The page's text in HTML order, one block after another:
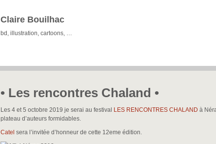
Claire Bouilhac
bd, illustration, cartoons, …
• Les rencontres Chaland •
Les 4 et 5 octobre 2019 je serai au festival LES RENCONTRES CHALAND à
plateau d’auteurs formidables.
Catel sera l’invitée d’honneur de cette 12eme édition.